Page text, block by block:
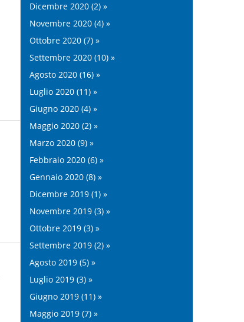
Dicembre 2020 (2) »
Novembre 2020 (4) »
Ottobre 2020 (7) »
Settembre 2020 (10) »
Agosto 2020 (16) »
Luglio 2020 (11) »
Giugno 2020 (4) »
Maggio 2020 (2) »
Marzo 2020 (9) »
Febbraio 2020 (6) »
Gennaio 2020 (8) »
Dicembre 2019 (1) »
Novembre 2019 (3) »
Ottobre 2019 (3) »
Settembre 2019 (2) »
Agosto 2019 (5) »
Luglio 2019 (3) »
Giugno 2019 (11) »
Maggio 2019 (7) »